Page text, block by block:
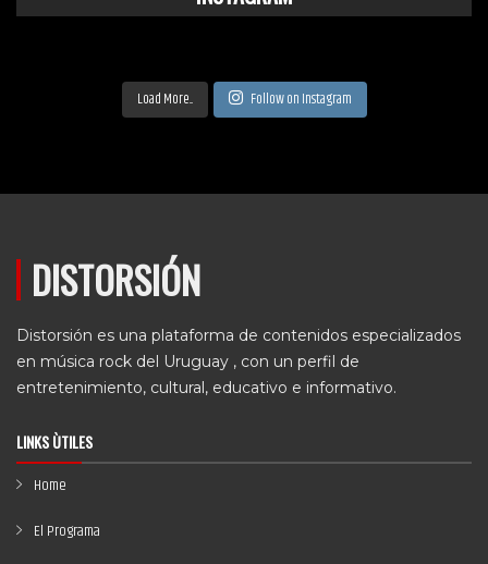
Load More... Follow on Instagram
DISTORSIÓN
Distorsión es una plataforma de contenidos especializados
en música rock del Uruguay , con un perfil de
entretenimiento, cultural, educativo e informativo.
LINKS ÙTILES
Home
El Programa